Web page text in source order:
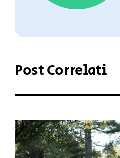
Post Correlati